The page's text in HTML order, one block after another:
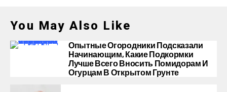
You May Also Like
Опытные Огородники Подсказали
Начинающим, Какие Подкормки
Лучше Всего Вносить Помидорам И
Огурцам В Открытом Грунте